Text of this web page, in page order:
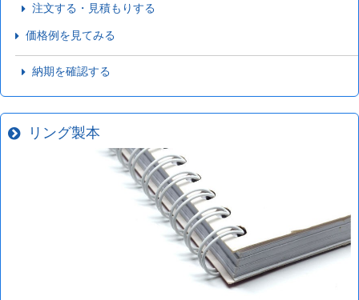
注文する・見積もりする
価格例を見てみる
納期を確認する
リング製本